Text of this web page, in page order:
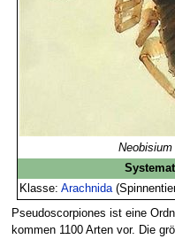
Neobisium
Klasse:Arachnida
Pseudoscorpiones ist eine
kommen 1100 Arten vor. Die